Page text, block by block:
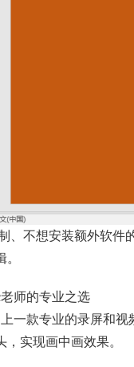
、不想安装额外软件
老师的专业之选
上一款专业的录屏和
实现画中画效果。